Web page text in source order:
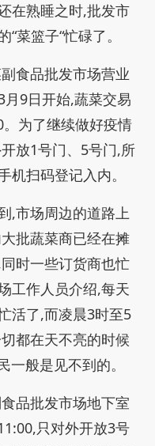
在熟睡之时,批发市
菜篮子“忙碌了。
食品批发市场营业
9日开始,蔬菜交易
为了继续做好疫情
放1号门、5号门,所
机扫码登记入内。
,市场周边的道路上
批蔬菜商已经在摊
时一些订货商也忙
工作人员介绍,每天
活了,而凌晨3时至5
都在天不亮的时候
一般是见不到的。
品批发市场地下室
只对外开放3号